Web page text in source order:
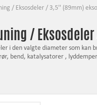
/ Eksosdeler / 3,5'' (89mm)
/
i den valgte diameter som kan
bend, katalysatorer ,